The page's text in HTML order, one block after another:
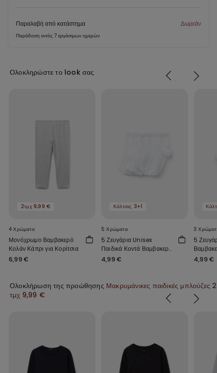
Παραλαβή από κατάστημα Δωρεάν
Παράδοση εντός 7 εργάσιμων ημερών
Ολοκληρώστε το look σας
2τμχ 9,99 €
4 Χρώματα
Μονόχρωμο Βαμβακερό
Κολάν Κάπρι για Κορίτσια
6,99 €
Κάλτσες 3+1
5 Χρώματα
5 Ζευγάρια Unisex
Παιδικά Κοντά Βαμβακερά
Καλτσάκια
4,99 €
3
5
4,99 €
Ολοκλήρωση της προώθησης Μακρυμάνικες παιδικές μπλούζες 2
τμχ 9,99 €